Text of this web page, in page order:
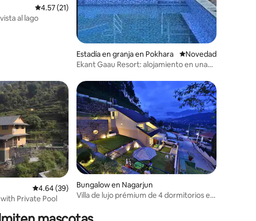
Calificación promedio: 4.57 de 5, 21 reseñas
4.57 (21)
al lago
Estadía en granja en Pokhara Lugar para
Novedad
Ekant Gaau Resort: alojamiento en una
Calificación promedio: 4.64 de 5, 39 reseñas
4.64 (39)
Private Pool
Bungalow en Nagarjun
Villa de lujo prémium de 4 dormitorios en